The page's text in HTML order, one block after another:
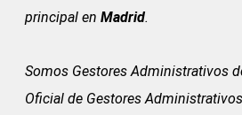
principal en Madrid.
Somos Gestores Administrativos
Oficial de Gestores